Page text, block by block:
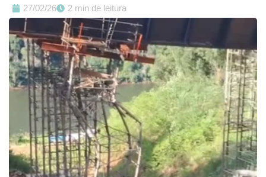
27/02/26 2 min de leitura